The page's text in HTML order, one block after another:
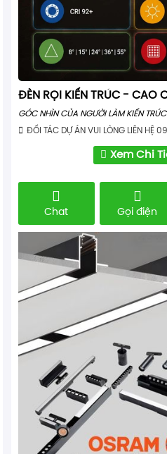
ĐÈN RỌI KIẾN TRÚC - CAO
GÓC NHÌN CỦA NGƯỜI LÀM KIẾN TRÚC
ĐỐI TÁC DỰ ÁN VUI LÒNG LIÊN HỆ
Xem Chi
Chat Gọi điện